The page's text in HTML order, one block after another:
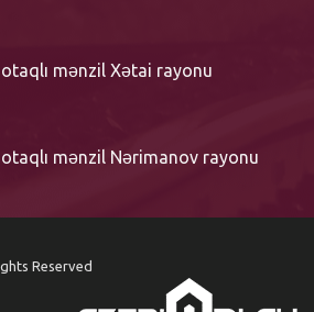
otaqlı mənzil Xətai rayonu
otaqlı mənzil Nərimanov rayonu
Reserved